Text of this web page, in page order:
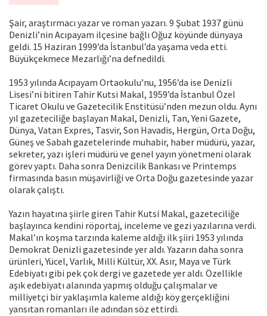
Şair, araştırmacı yazar ve roman yazarı. 9 Şubat 1937 günü
Denizli’nin Acıpayam ilçesine bağlı Oğuz köyünde dünyaya
geldi. 15 Haziran 1999’da İstanbul’da yaşama veda etti.
Büyükçekmece Mezarlığı’na defnedildi.
1953 yılında Acıpayam Ortaokulu’nu, 1956’da ise Denizli
Lisesi’ni bitiren Tahir Kutsi Makal, 1959’da İstanbul Özel
Ticaret Okulu ve Gazetecilik Enstitüsü’nden mezun oldu. Aynı
yıl gazeteciliğe başlayan Makal, Denizli, Tan, Yeni Gazete,
Dünya, Vatan Expres, Tasvir, Son Havadis, Hergün, Orta Doğu,
Güneş ve Sabah gazetelerinde muhabir, haber müdürü, yazar,
sekreter, yazı işleri müdürü ve genel yayın yönetmeni olarak
görev yaptı. Daha sonra Denizcilik Bankası ve Printemps
firmasında basın müşavirliği ve Orta Doğu gazetesinde yazar
olarak çalıştı.
Yazın hayatına şiirle giren Tahir Kutsi Makal, gazeteciliğe
başlayınca kendini röportaj, inceleme ve gezi yazılarına verdi.
Makal’ın koşma tarzında kaleme aldığı ilk şiiri 1953 yılında
Demokrat Denizli gazetesinde yer aldı. Yazarın daha sonra
ürünleri, Yücel, Varlık, Milli Kültür, XX. Asır, Maya ve Türk
Edebiyatı gibi pek çok dergi ve gazetede yer aldı. Özellikle
aşık edebiyatı alanında yapmış olduğu çalışmalar ve
milliyetçi bir yaklaşımla kaleme aldığı köy gerçekliğini
yansıtan romanları ile adından söz ettirdi.